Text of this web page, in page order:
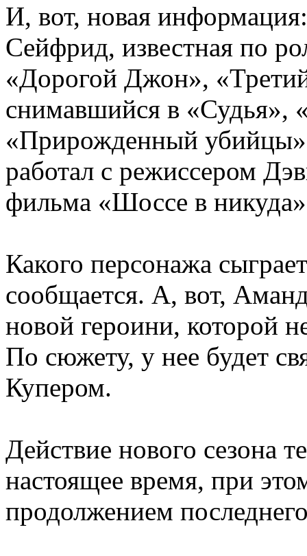
И, вот, новая
Сейфрид, известная по
«Дорогой Джон»,
снимавшийся в «Судья»,
«Прирожденный
работал с режиссером
фильма «Шоссе в
Какого персонажа
сообщается. А, вот,
новой героини, которой
По сюжету, у нее будет
Купером.
Действие нового сезона
настоящее время, при
продолжением